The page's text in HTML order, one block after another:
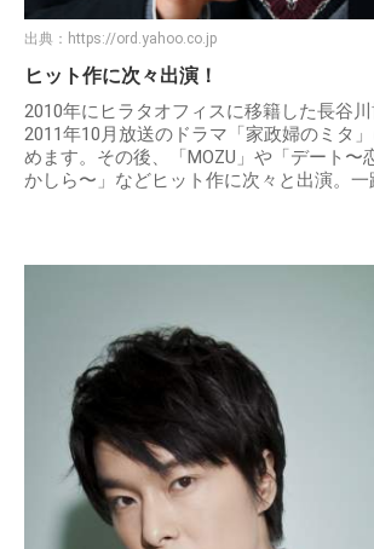
出典： https://ord.yahoo.co.jp
ヒット作に次々出演！
2010年にヒラタオフィスに移籍した長谷川
2011年10月放送のドラマ「家政婦のミタ
めます。その後、「MOZU」や「デート〜
かしら〜」などヒット作に次々と出演。一